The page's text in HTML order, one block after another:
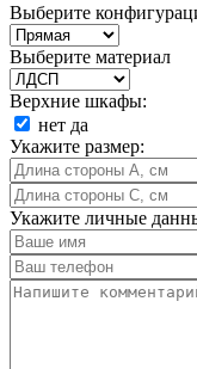
Выберите
Выберите материал
Верхние шкафы:
нет да
Укажите размер:
Укажите личные